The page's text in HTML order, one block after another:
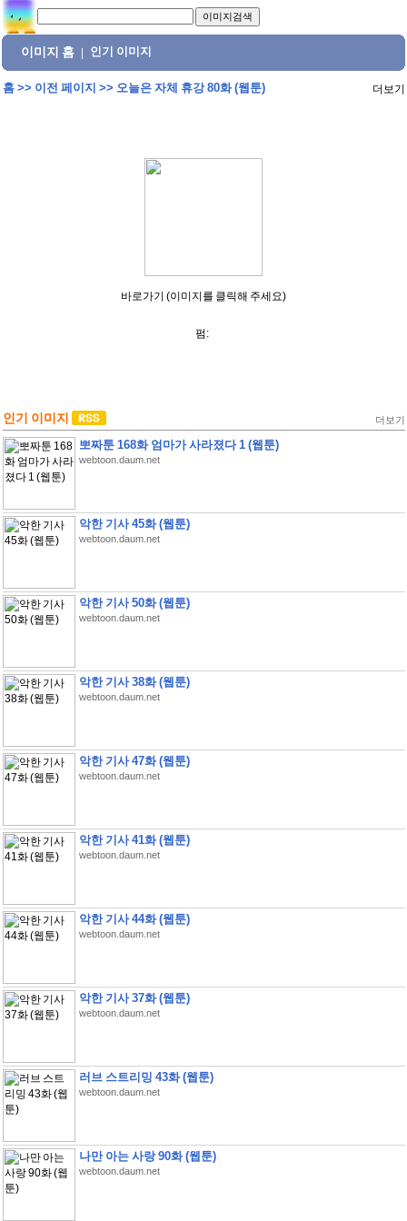
이미지 홈 인기 이미지
홈>> 이전 페이지 >> 오늘은 자체 휴강 80화 (웹툰) 더보기
바로가기 (이미지를 클릭해 주세요)
펌:
인기 이미지 더보기
뽀짜툰 168화 엄마가 사라졌다 1 (웹툰)
webtoon.daum.net
악한 기사 45화 (웹툰)
webtoon.daum.net
악한 기사 50화 (웹툰)
webtoon.daum.net
악한 기사 38화 (웹툰)
webtoon.daum.net
악한 기사 47화 (웹툰)
webtoon.daum.net
악한 기사 41화 (웹툰)
webtoon.daum.net
악한 기사 44화 (웹툰)
webtoon.daum.net
악한 기사 37화 (웹툰)
webtoon.daum.net
러브 스트리밍 43화 (웹툰)
webtoon.daum.net
나만 아는 사랑 90화 (웹툰)
webtoon.daum.net